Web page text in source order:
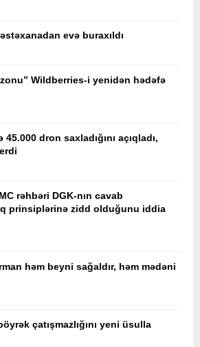
evə buraxıldı
Wildberries-i yenidən hədəfə
dron saxladığını açıqladı,
rəhbəri DGK-nın cavab
prinsiplərinə zidd olduğunu iddia
həm beyni sağaldır, həm mədəni
çatışmazlığını yeni üsulla